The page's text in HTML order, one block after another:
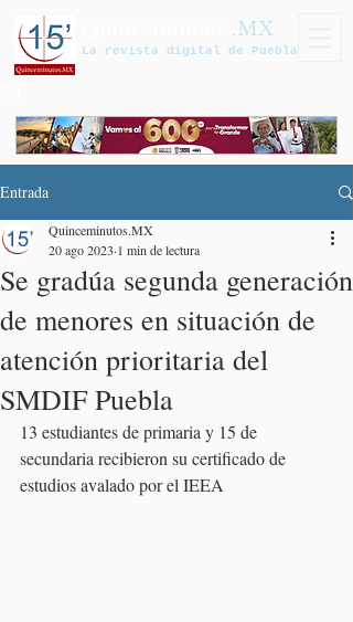
.MX
La revista digital de Puebla
Entrada
Se gradúa segunda generación
de menores en situación de
atención prioritaria del
SMDIF Puebla
Quinceminutos.MX
20 ago 2023 1 min de lectura
13 estudiantes de primaria y 15 de
secundaria recibieron su certificado de
estudios avalado por el IEEA